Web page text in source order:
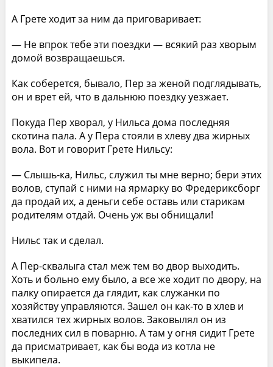
А Грете ходит за ним да приговаривает:
— Не впрок тебе эти поездки — всякий раз хворым
домой возвращаешься.
Как соберется, бывало, Пер за женой подглядывать,
он и врет ей, что в дальнюю поездку уезжает.
Покуда Пер хворал, у Нильса дома последняя
скотина пала. А у Пера стояли в хлеву два жирных
вола. Вот и говорит Грете Нильсу:
— Слышь-ка, Нильс, служил ты мне верно; бери этих
волов, ступай с ними на ярмарку во Фредериксборг
да продай их, а деньги себе оставь или старикам
родителям отдай. Очень уж вы обнищали!
Нильс так и сделал.
А Пер-сквалыга стал меж тем во двор выходить.
Хоть и больно ему было, а все же ходит по двору, на
палку опирается да глядит, как служанки по
хозяйству управляются. Зашел он как-то в хлев и
хватился тех жирных волов. Заковылял он из
последних сил в поварню. А там у огня сидит Грете
да присматривает, как бы вода из котла не
выкипела.